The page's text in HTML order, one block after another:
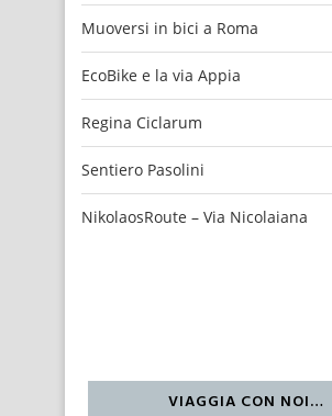
Muoversi in bici a Roma
EcoBike e la via Appia
Regina Ciclarum
Sentiero Pasolini
NikolaosRoute – Via Nicolaiana
VIAGGIA CON NOI…